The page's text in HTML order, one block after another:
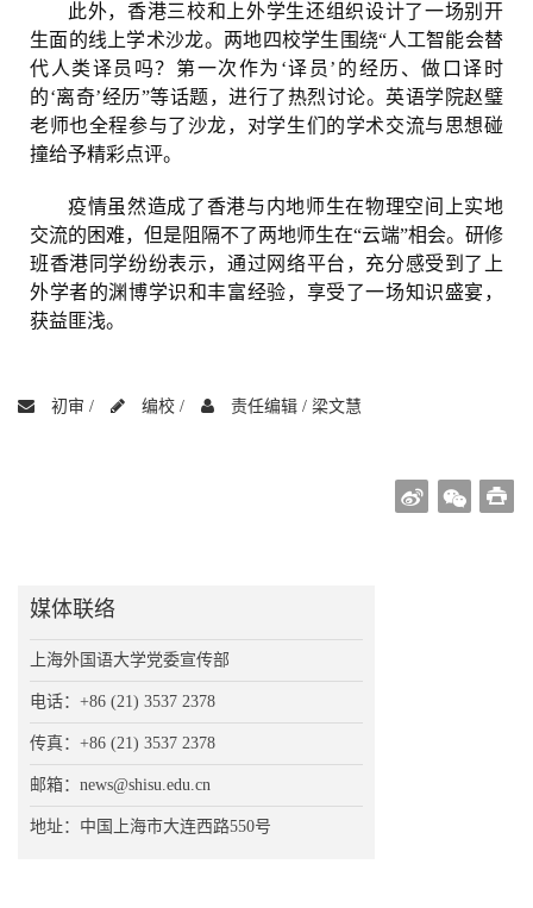
此外，香港三校和上外学生还组织设计了一场别开
生面的线上学术沙龙。两地四校学生围绕“人工智能会替
代人类译员吗？第一次作为‘译员’的经历、做口译时
的‘离奇’经历”等话题，进行了热烈讨论。英语学院赵璧
老师也全程参与了沙龙，对学生们的学术交流与思想碰
撞给予精彩点评。
疫情虽然造成了香港与内地师生在物理空间上实地
交流的困难，但是阻隔不了两地师生在“云端”相会。研修
班香港同学纷纷表示，通过网络平台，充分感受到了上
外学者的渊博学识和丰富经验，享受了一场知识盛宴，
获益匪浅。
初审 / 编校 / 责任编辑 / 梁文慧
媒体联络
上海外国语大学党委宣传部
电话：+86 (21) 3537 2378
传真：+86 (21) 3537 2378
邮箱：news@shisu.edu.cn
地址：中国上海市大连西路550号